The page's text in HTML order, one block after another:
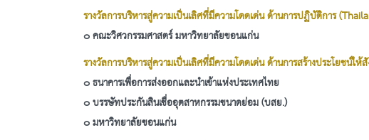
รางวัลการบริหารสู่ความเป็นเลิศที่มีความโดดเด่น ด้านการปฏิบัติการ
๐ คณะวิศวกรรมศาสตร์ มหาวิทยาลัยขอนแก่น
รางวัลการบริหารสู่ความเป็นเลิศที่มีความโดดเด่น ด้านการสร้างประโยช
๐ ธนาคารเพื่อการส่งออกและนำเข้าแห่งประเทศไทย
๐ บรรษัทประกันสินเชื่ออุตสาหกรรมขนาดย่อม (บสย.)
๐ มหาวิทยาลัยขอนแก่น